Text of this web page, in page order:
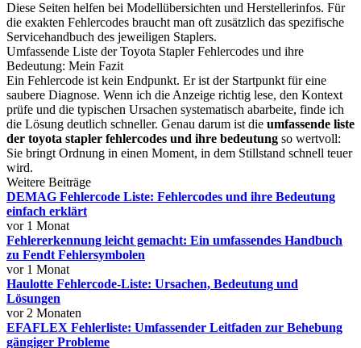
Diese Seiten helfen bei Modellübersichten und Herstellerinfos. Für
die exakten Fehlercodes braucht man oft zusätzlich das spezifische
Servicehandbuch des jeweiligen Staplers.
Umfassende Liste der Toyota Stapler Fehlercodes und ihre
Bedeutung: Mein Fazit
Ein Fehlercode ist kein Endpunkt. Er ist der Startpunkt für eine
saubere Diagnose. Wenn ich die Anzeige richtig lese, den Kontext
prüfe und die typischen Ursachen systematisch abarbeite, finde ich
die Lösung deutlich schneller. Genau darum ist die umfassende liste
der toyota stapler fehlercodes und ihre bedeutung so wertvoll:
Sie bringt Ordnung in einen Moment, in dem Stillstand schnell teuer
wird.
Weitere Beiträge
DEMAG Fehlercode Liste: Fehlercodes und ihre Bedeutung
einfach erklärt
vor 1 Monat
Fehlererkennung leicht gemacht: Ein umfassendes Handbuch
zu Fendt Fehlersymbolen
vor 1 Monat
Haulotte Fehlercode-Liste: Ursachen, Bedeutung und
Lösungen
vor 2 Monaten
EFAFLEX Fehlerliste: Umfassender Leitfaden zur Behebung
gängiger Probleme